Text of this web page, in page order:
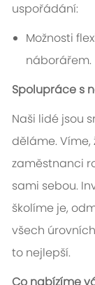
uspořádání:
Možnosti
náborářem.
Spolupráce s
Naši lidé jsou
děláme. Víme,
zaměstnanci
sami sebou.
školíme je,
všech
to nejlepší.